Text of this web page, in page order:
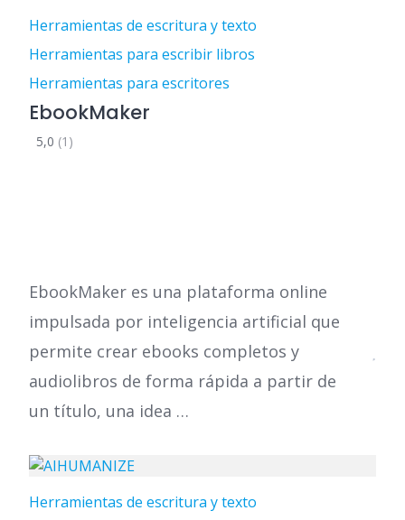
Herramientas de escritura y texto
Herramientas para escribir libros
Herramientas para escritores
EbookMaker
5,0 (1)
EbookMaker es una plataforma online
impulsada por inteligencia artificial que
permite crear ebooks completos y
audiolibros de forma rápida a partir de
un título, una idea …
Herramientas de escritura y texto